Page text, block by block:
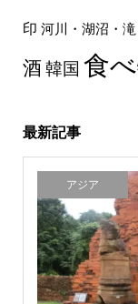
印 河川・湖沼・滝
酒韓国 食
最新記事
アジア